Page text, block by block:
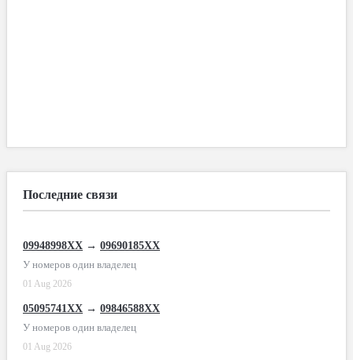
Последние связи
09948998XX → 09690185XX
У номеров один владелец
01 Aug 2026
05095741XX → 09846588XX
У номеров один владелец
01 Aug 2026